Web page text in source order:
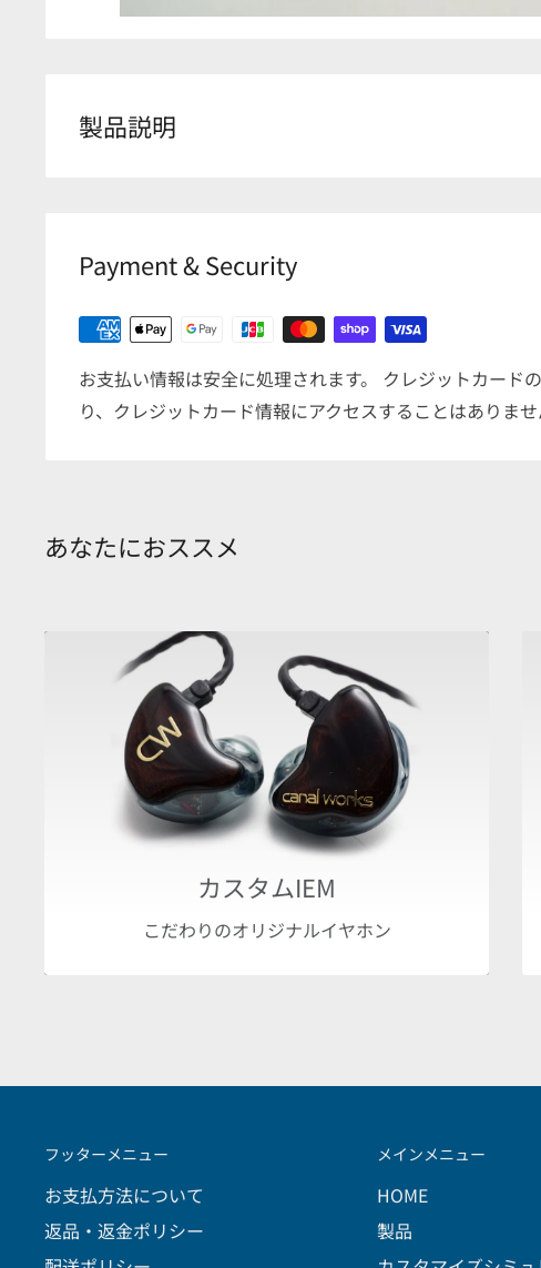
製品説明
Face plate Color（フェイスプレートカラー）R（右） :
ク）
Finish（フィニッシュ）L（左） : CW Emblem Silver（
バー）
Finish（フィニッシュ）R（右） : canal works
Payment & Security
お支払い情報は安全に処理されます。 クレジットカード
り、クレジットカード情報にアクセスすることはありま
あなたにおススメ
カスタムIEM
こだわりのオリジナルイヤホン
フッターメニュー
お支払方法について
返品・返金ポリシー
メインメニュー
HOME
製品